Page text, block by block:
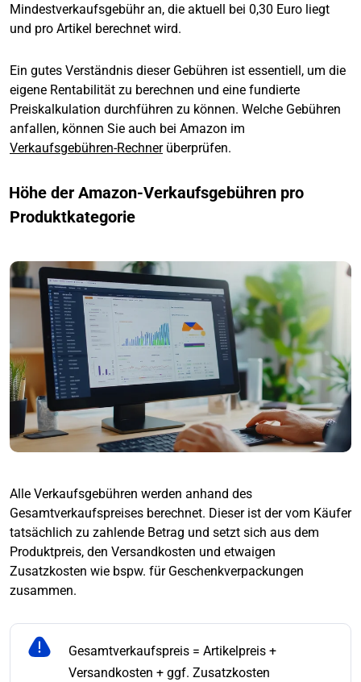
Mindestverkaufsgebühr an, die aktuell bei 0,30 Euro liegt
und pro Artikel berechnet wird.
Ein gutes Verständnis dieser Gebühren ist essentiell, um die
eigene Rentabilität zu berechnen und eine fundierte
Preiskalkulation durchführen zu können. Welche Gebühren
anfallen, können Sie auch bei Amazon im
Verkaufsgebühren-Rechnerüberprüfen.
Höhe der Amazon-Verkaufsgebühren pro
Produktkategorie
Alle Verkaufsgebühren werden anhand des
Gesamtverkaufspreises berechnet. Dieser ist der vom Käufer
tatsächlich zu zahlende Betrag und setzt sich aus dem
Produktpreis, den Versandkosten und etwaigen
Zusatzkosten wie bspw. für Geschenkverpackungen
zusammen.
Gesamtverkaufspreis = Artikelpreis +
Versandkosten + ggf. Zusatzkosten